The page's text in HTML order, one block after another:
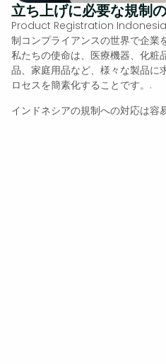
立ち上げに必要な規制
Product Registration Indonesia
制コンプライアンスの世界で企業
私たちの使命は、医療機器、化粧
品、家庭用品など、様々な製品に
ロセスを簡素化することです。.
インドネシアの規制への対応は容